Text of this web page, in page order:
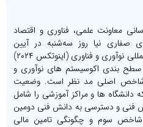
معاونت علمی، فناوری و اقتصاد
صفاری نیا روز سه‌شنبه در آیین
افتتاحیه سیزدهمین نمایشگاه بین المللی نوآوری و فناوری (اینوتکس ۲۰۲۴)
بندی اکوسیستم های نوآوری و
اصلی مد نظر است. وضعیت
دانشگاه ها و مراکز آموزشی را شامل
فنی و دسترسی به دانش فنی دومین
شاخص سوم و چگونگی تامین مالی